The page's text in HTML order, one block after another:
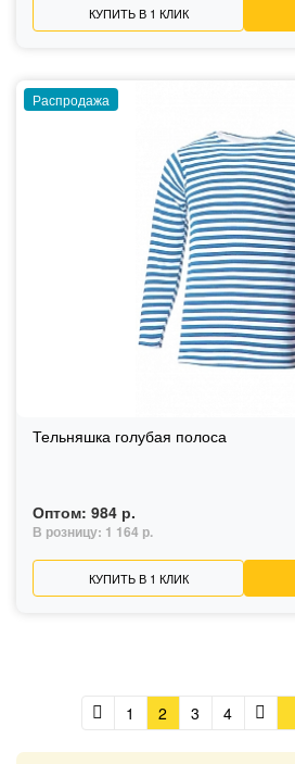
КУПИТЬ В 1 КЛИК
Распродажа
Тельняшка голубая полоса
Оптом: 984 р.
В розницу: 1 164 р.
КУПИТЬ В 1 КЛИК
1 2 3 4